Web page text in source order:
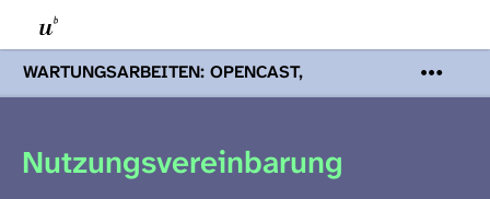
WARTUNGSARBEITEN: OPENCAST,
PODCASTS & TOBIRA
Mi 19. August
Servern werden Ihnen Podcasts,
Opencast-Videos und Tobira nicht zur
Nutzungsvereinbarung